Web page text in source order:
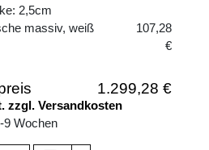
2,5cm
massiv, weiß
107,28
€
1.299,28 €
zzgl. Versandkosten
9 Wochen